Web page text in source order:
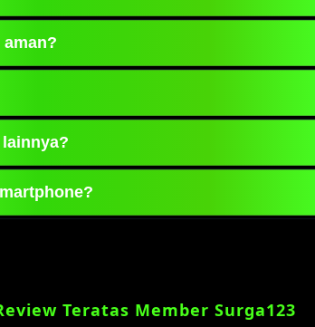
berbagai informasi dan
resmi yang aktif dan
saja selama 24 jam sehingga
akses yang cepat, serta
Teratas Member Surga123